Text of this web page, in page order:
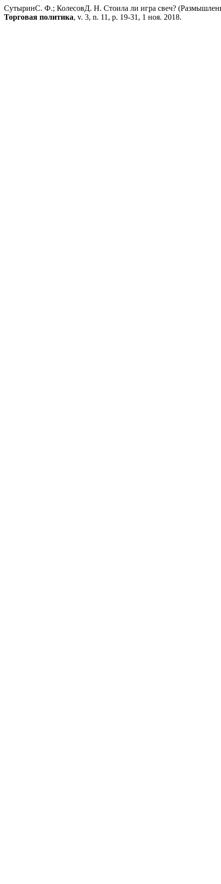
CутыринС. Ф.; КолесовД. Н. Стоила ли игра свеч?
Торговая политика, v. 3, n. 11, p. 19-31, 1 ноя. 2018.